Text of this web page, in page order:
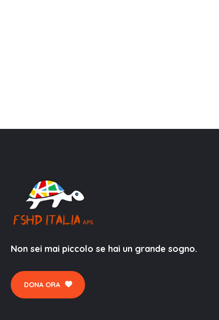
Non sei mai piccolo se hai un grande sogno.
DONA ORA